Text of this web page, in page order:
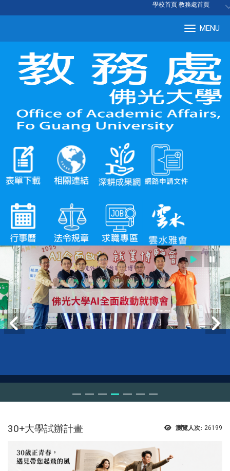
學校首頁 教務處首頁
MENU
瀏覽人次: 26199
30+大學試辦計畫